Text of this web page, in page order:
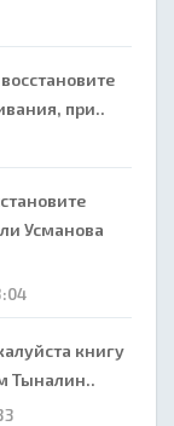
при..
Усманова
книгу
Тыналин..